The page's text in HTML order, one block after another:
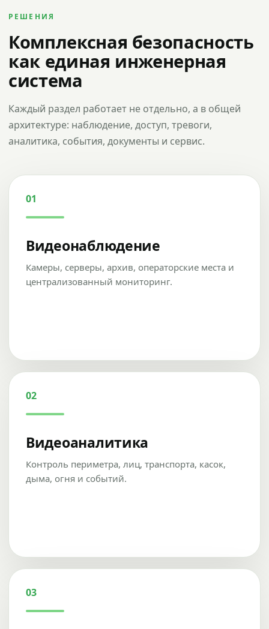
РЕШЕНИЯ
Комплексная безопасность
как единая инженерная
система
Каждый раздел работает не отдельно, а в общей
архитектуре: наблюдение, доступ, тревоги,
аналитика, события, документы и сервис.
01
Видеонаблюдение
Камеры, серверы, архив, операторские места и
централизованный мониторинг.
02
Видеоаналитика
Контроль периметра, лиц, транспорта, касок,
дыма, огня и событий.
03